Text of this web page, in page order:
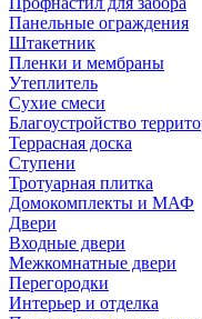
Панельные ограждения
Штакетник
Пленки и мембраны
Утеплитель
Сухие смеси
Благоустройство
Террасная доска
Ступени
Тротуарная плитка
Домокомплекты и МАФ
Двери
Входные двери
Межкомнатные двери
Перегородки
Интерьер и отделка